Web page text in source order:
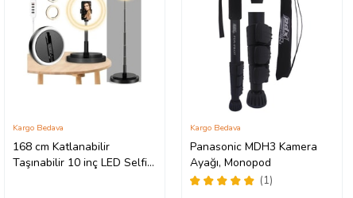
168 cm Katlanabilir
Taşınabilir 10 inç LED Selfie
Kargo Bedava
Panasonic MDH3 Kamera
Ayağı, Monopod
(1)
Kargo Bedava